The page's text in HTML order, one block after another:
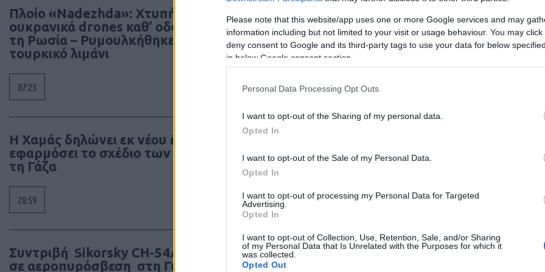
Please note that this website/app uses one or more Google services and may
information including but not limited to your visit or usage behaviour. You may
deny consent to Google and its third-party tags to use your data for below
in below Google consent section.
Personal Data Processing Opt Outs
I want to opt-out of the Sharing of my personal data.
Opted In
I want to opt-out of the Sale of my Personal Data.
Opted In
I want to opt-out of processing my Personal Data for Targeted
Advertising.
Opted In
I want to opt-out of Collection, Use, Retention, Sale, and/or Sharing
of my Personal Data that Is Unrelated with the Purposes for which it
was collected.
Opted Out
Πλοίο «Nadezhda»: Χτυπήθηκε από
ουκρανικά drones καθ’ οδόν προς
τη Ρωσία – Ρυμουλκήθηκε σε
τουρκικό λιμάνι
07:23
Η Χαμάς δηλώνει εκ νέου έτοιμη να
εφαρμόσει το σχέδιο των ΗΠΑ για
τη Γάζα
20:59
Συντριβή Sikorsky CH-54A Tarhe
σε αεροπυρόσβεση στη Γιούτα
Login
Η ουτοπία της Τουρκίας δεν είναι να κατασκευάζει